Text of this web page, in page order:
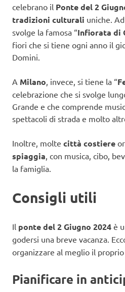
celebrano il Ponte del 2
tradizioni culturali uniche.
svolge la famosa “Infiorata di
fiori che si tiene ogni anno il
Domini.
A Milano , invece, si tiene la “
celebrazione che si svolge
Grande e che comprende
spettacoli di strada e molto
Inoltre, molte città costiere
spiaggia , con musica, cibo,
la famiglia.
Consigli utili
Il ponte del 2 Giugno 2024 è
godersi una breve vacanza.
organizzare al meglio il proprio
Pianificare in